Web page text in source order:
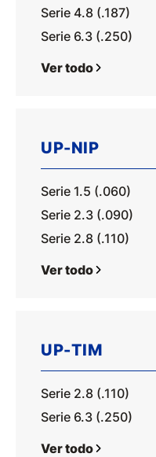
Serie 4.8 (.187)
Serie 6.3 (.250)
Ver todo
UP-NIP
Serie 1.5 (.060)
Serie 2.3 (.090)
Serie 2.8 (.110)
Ver todo
UP-TIM
Serie 2.8 (.110)
Serie 6.3 (.250)
Ver todo